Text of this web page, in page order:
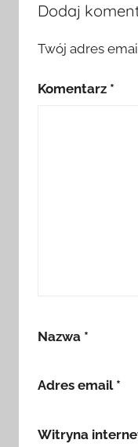
Dodaj
Twój adres
Komentarz *
Nazwa *
Adres email *
Witryna